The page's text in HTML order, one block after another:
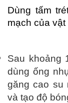
Dùng tấm
mạch của
Sau khoảng
dùng ống
găng cao su
và tạo độ